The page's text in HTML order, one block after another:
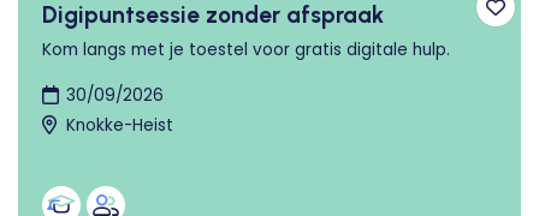
Digipuntsessie zonder afspraak
Kom langs met je toestel voor gratis digitale hulp.
30/09/2026
Knokke-Heist